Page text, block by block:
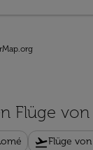
Flüge von
flight_takeoffFlüge